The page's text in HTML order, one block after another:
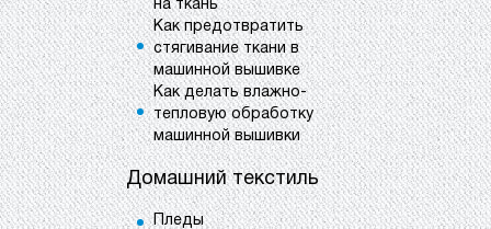
на ткань
Как предотвратить
стягивание ткани в
машинной вышивке
Как делать влажно-
тепловую обработку
машинной вышивки
Домашний текстиль
Пледы